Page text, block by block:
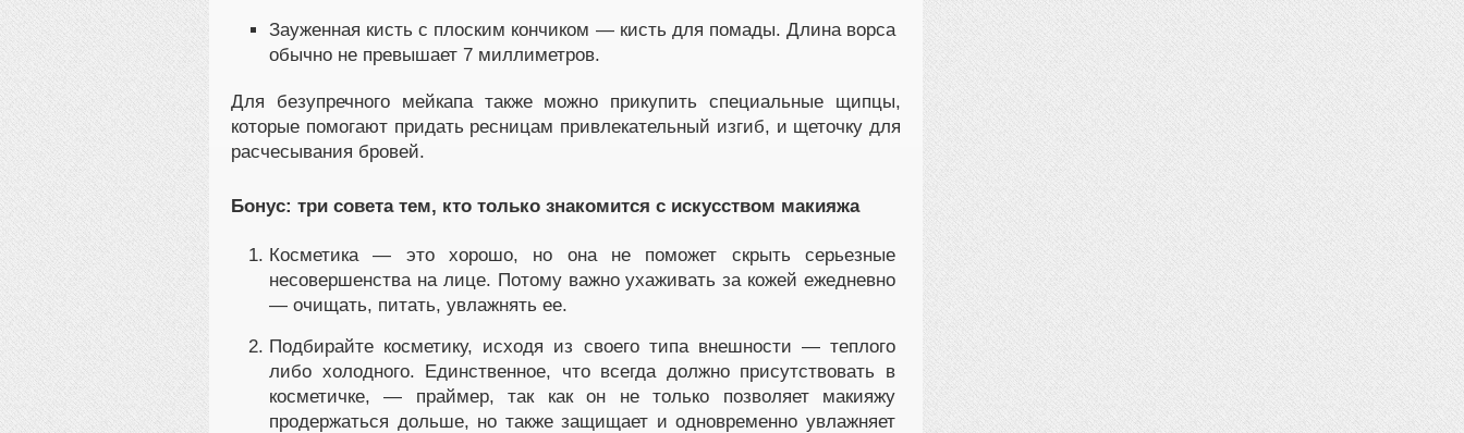
Зауженная кисть с плоским кончиком — кисть для помады. Длина ворса
обычно не превышает 7 миллиметров.
Для безупречного мейкапа также можно прикупить специальные щипцы,
которые помогают придать ресницам привлекательный изгиб, и щеточку для
расчесывания бровей.
Бонус: три совета тем, кто только знакомится с искусством макияжа
Косметика — это хорошо, но она не поможет скрыть серьезные
несовершенства на лице. Потому важно ухаживать за кожей ежедневно
— очищать, питать, увлажнять ее.
Подбирайте косметику, исходя из своего типа внешности — теплого
либо холодного. Единственное, что всегда должно присутствовать в
косметичке, — праймер, так как он не только позволяет макияжу
продержаться дольше, но также защищает и одновременно увлажняет